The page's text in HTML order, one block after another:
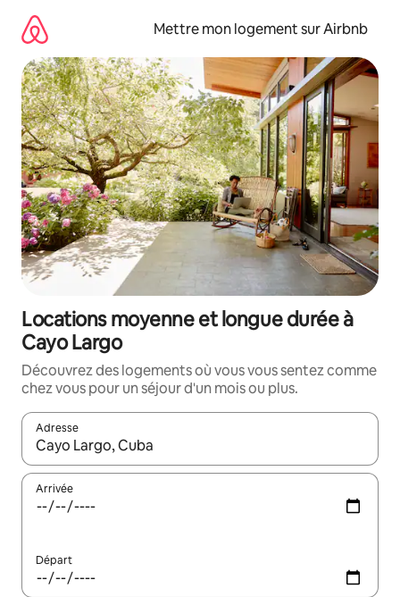
directement
contenu
Mettre mon logement sur Airbnb
Locations moyenne et longue durée à
Cayo Largo
Découvrez des logements où vous vous sentez comme
chez vous pour un séjour d'un mois ou plus.
Adresse
Lorsque les résultats s'affichent, utilisez les flèches vers le
Arrivée
Départ